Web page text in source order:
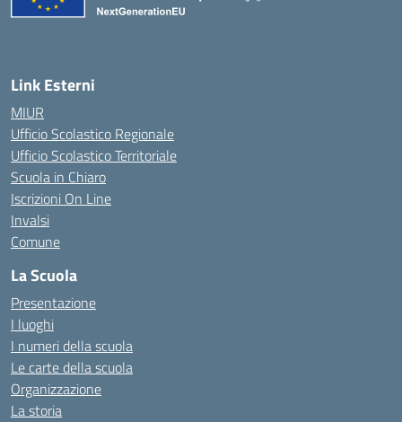
Link Esterni
MIUR
Ufficio Scolastico Regionale
Ufficio Scolastico Territoriale
Scuola in Chiaro
Iscrizioni On Line
Invalsi
Comune
La Scuola
Presentazione
I luoghi
I numeri della scuola
Le carte della scuola
Organizzazione
La storia